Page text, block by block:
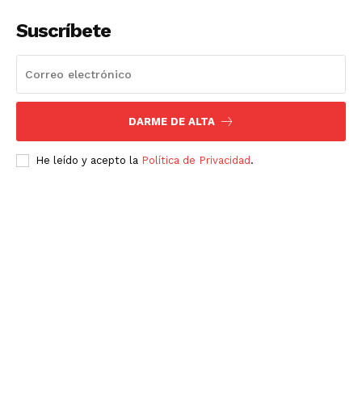
Suscríbete
DARME DE ALTA
He leído y acepto la Política de Privacidad .